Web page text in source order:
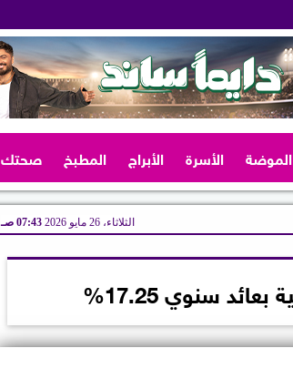
الموضة الأسرة الأبراج المطبخ صحتك
الثلاثاء، 26 مايو 2026 07:43 صـ